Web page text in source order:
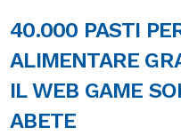
40.000 PASTI
ALIMENTARE
IL WEB GAME
ABETE